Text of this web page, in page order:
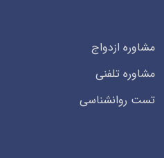
مشاوره ازدواج
مشاوره تلفنی
تست روانشناسی